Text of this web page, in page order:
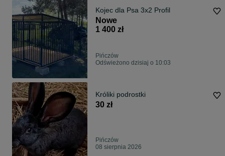
Kojec dla Psa 3x2 Profil
Nowe
1 400 zł
Pińczów
Odświeżono dzisiaj o 10:03
Króliki podrostki
30 zł
Pińczów
08 sierpnia 2026